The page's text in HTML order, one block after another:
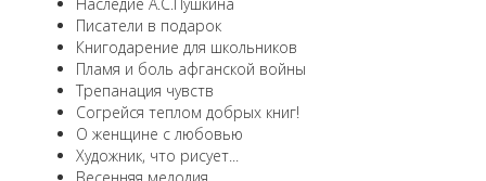
Писатели в подарок
Книгодарение для школьников
Пламя и боль афганской войны
Трепанация чувств
Согрейся теплом добрых книг!
О женщине с любовью
Художник, что рисует...